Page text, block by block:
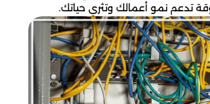
تدعم نمو أعمالك وتثري حياتك.